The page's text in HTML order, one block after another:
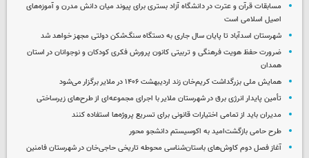
مسابقات قرآن و عترت در دانشگاه آزاد بستری برای پیوند میان دانش مدرن و آموزه‌های
اصیل اسلامی است
شهرستان اسدآباد تا پایان سال جاری به دستگاه سنگ‌شکن دولتی مجهز خواهد شد
ضرورت حفظ هویت فرهنگی و تربیتی کانون پرورش فکری کودکان و نوجوانان در استان
همدان
همایش ملی بزرگداشت کریم‌خان زند اردیبهشت ۱۴۰۶ در ملایر برگزار می‌شود
تأمین پایدار انرژی برق در شهرستان ملایر با اجرای مجموعه‌ای از طرح‌های زیرساختی
مدیران باید از تمامی اختیارات قانونی برای تسریع پروژه‌ها استفاده کنند
طرح حامی بازگشت‌امید به اکوسیستم دانشجو محور
آغاز فصل دوم کاوش‌های باستان‌شناسی محوطه تاریخی حاجی‌خان در شهرستان فامنین